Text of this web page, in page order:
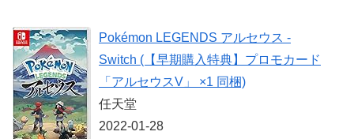
価格：¥9,980
256GB for
Nintendo Switch
2(サムスン マイ
クロSDエクス
プレスカード
限定特典】
Pokémon LEGENDS アルセウス -
Switch (【早期購入特典】プロモカード
「アルセウスV」 ×1 同梱)
任天堂
2022-01-28